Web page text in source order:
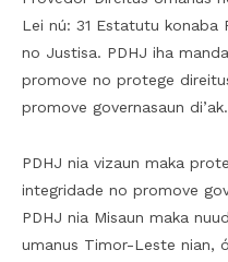
Lei nú: 31 Estatutu konaba
no Justisa. PDHJ iha
promove no protege
promove governasaun di’ak.
PDHJ nia vizaun maka
integridade no promove
PDHJ nia Misaun maka
umanus Timor-Leste nian,